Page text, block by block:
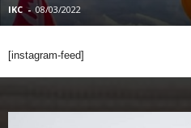
IKC - 08/03/2022
[instagram-feed]